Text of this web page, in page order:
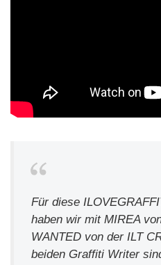
Für diese
haben wir mit MIREA
WANTED von der ILT
beiden Graffiti Writer